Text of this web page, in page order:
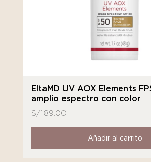
EltaMD UV AOX Elements
amplio espectro con color
S/189.00
Añadir al carrito